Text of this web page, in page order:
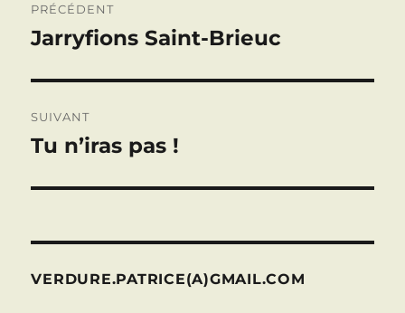
de
PRÉCÉDENT
Publication
Jarryfions Saint-Brieuc
SUIVANT
Publication
Tu n’iras pas !
VERDURE.PATRICE(A)GMAIL.COM